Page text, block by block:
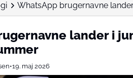
WhatsApp brugernavne
lander i
•19. maj 2026